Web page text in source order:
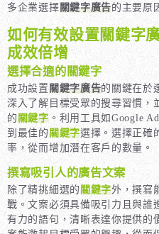
多企業選擇關鍵字廣告的主要原
如何有效設置關鍵字
成效倍增
選擇合適的關鍵字
成功設置關鍵字廣告的關鍵在於
深入了解目標受眾的搜尋習慣，
的關鍵字。利用工具如Google
到最佳的關鍵字選擇。選擇正確
率，從而增加潛在客戶的數量。
撰寫吸引人的廣告文案
除了精挑細選的關鍵字外，撰寫
戰。文案必須具備吸引力且與誰
有力的語句，清晰表達你提供的